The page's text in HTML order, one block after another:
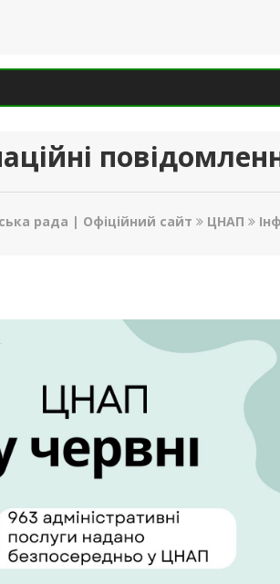
рада | Офіційний сайт ЦНАП